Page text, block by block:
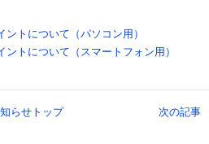
トについて（パソコン用）
トについて（スマートフォン用）
らせトップ 次の記事